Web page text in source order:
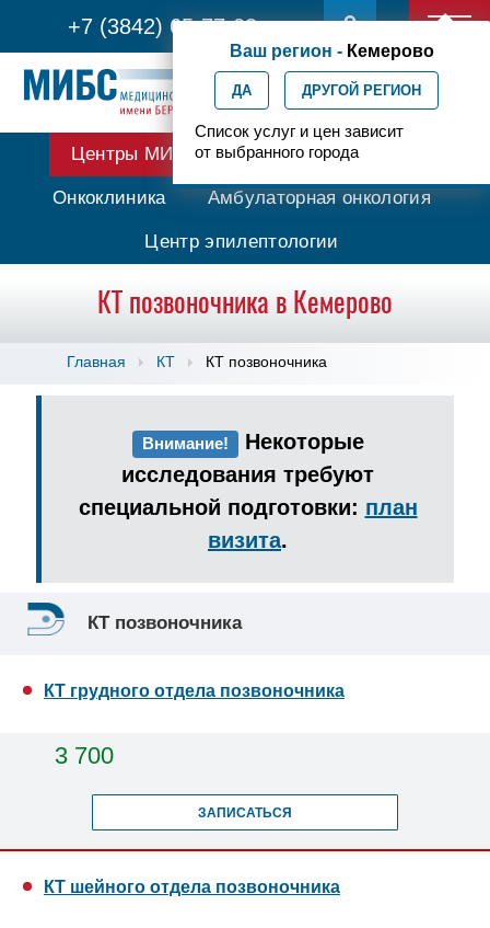
+7 (3842) 65-77-03
Ваш регион - Кемерово
ДА ДРУГОЙ РЕГИОН
Список услуг и цен зависит
от выбранного города
Центры МИБС Протонная терапия
Онкоклиника Амбулаторная онкология
Центр эпилептологии
КТ позвоночника в Кемерово
Главная КТ КТ позвоночника
Внимание! Некоторые
исследования требуют
специальной подготовки: план
визита.
КТ позвоночника
КТ грудного отдела позвоночника
3 700
ЗАПИСАТЬСЯ
КТ шейного отдела позвоночника